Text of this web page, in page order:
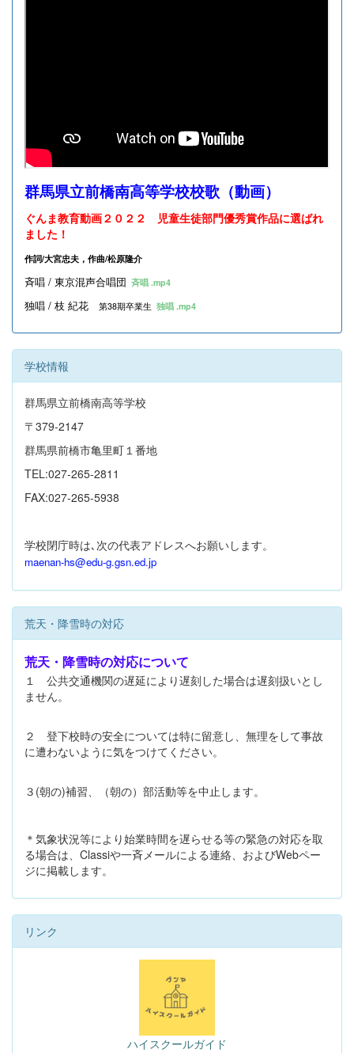
群馬県立前橋南高等学校校歌（動画）
ぐんま教育動画２０２２ 児童生徒部門優秀賞作品に選ばれ
ました！
作詞/大宮忠夫，作曲/松原隆介
斉唱 / 東京混声合唱団 斉唱 .mp4
独唱 / 枝 紀花 第38期卒業生 独唱 .mp4
学校情報
群馬県立前橋南高等学校
〒379-2147
群馬県前橋市亀里町１番地
TEL:027-265-2811
FAX:027-265-5938
学校閉庁時は､次の代表アドレスへお願いします。
maenan-hs@edu-g.gsn.ed.jp
荒天・降雪時の対応
荒天・降雪時の対応について
１ 公共交通機関の遅延により遅刻した場合は遅刻扱いとし
ません。
２ 登下校時の安全については特に留意し、無理をして事故
に遭わないように気をつけてください。
３(朝の)補習、（朝の）部活動等を中止します。
＊気象状況等により始業時間を遅らせる等の緊急の対応を取
る場合は、Classiや一斉メールによる連絡、およびWebペー
ジに掲載します。
リンク
ハイスクールガイド